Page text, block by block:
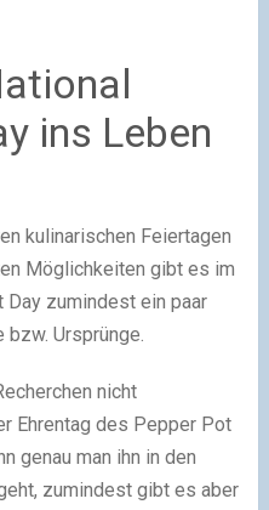
ins Leben
kulinarischen Feiertagen
Möglichkeiten gibt es im
zumindest ein paar
bzw. Ursprünge.
nicht
Ehrentag des Pepper Pot
genau man ihn in den
zumindest gibt es aber